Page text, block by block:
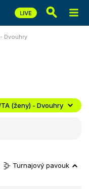
Dvouhry
(ženy) - Dvouhry
Turnajový pavouk